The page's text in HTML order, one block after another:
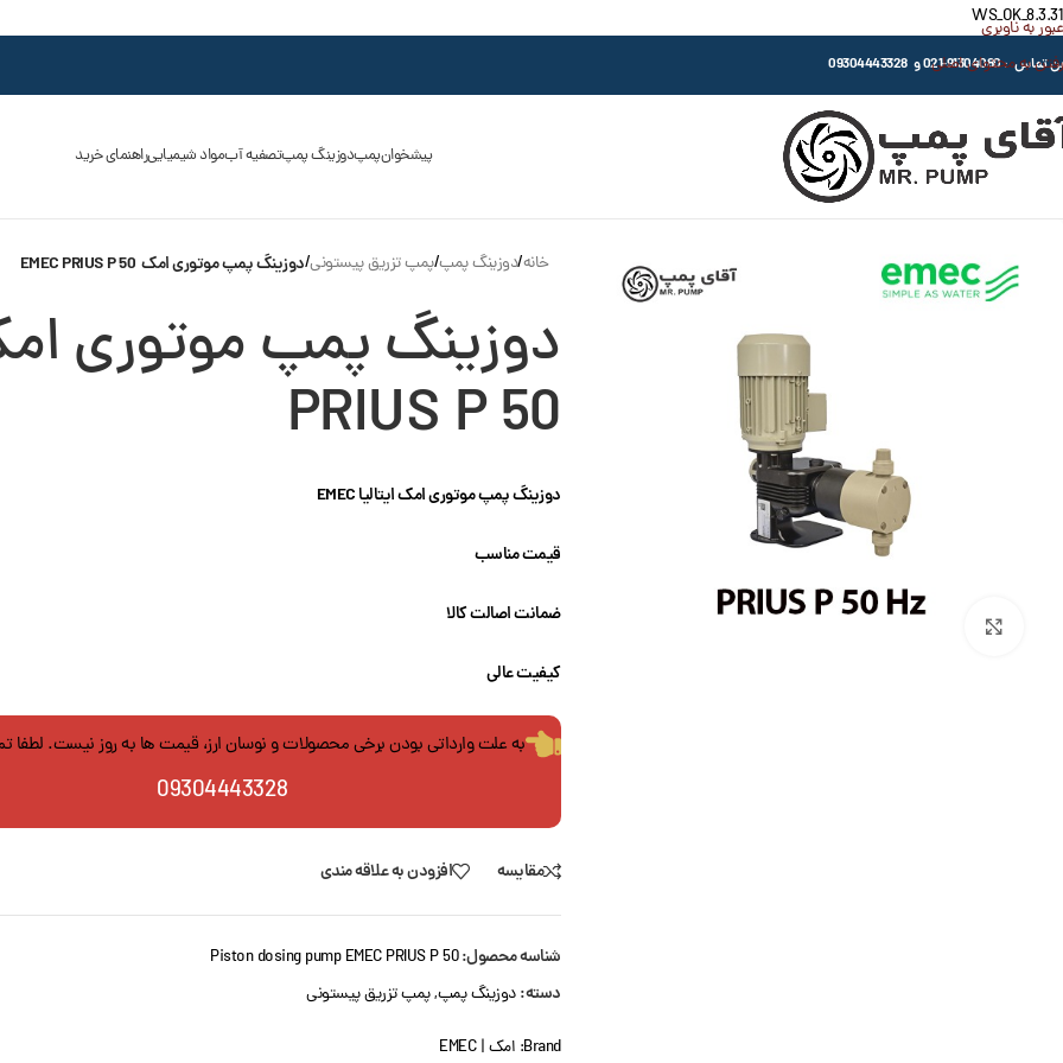
WS_OK_8.3.31
عبور به ناوبری
رفتن به محتوای اصلی
: 91304080-021 و 09304443328
پیشخوانپمپدوزینگ پمپتصفیه آبمواد شیمیاییراهنمای خرید
خانه/دوزینگ پمپ/پمپ تزریق پیستونی/دوزینگ پمپ موتوری امک EMEC PRIUS P 50
PRIUS P 50
دوزینگ پمپ موتوری امک ایتالیاEMEC
قیمت مناسب
ضمانت اصالت کالا
کیفیت عالی
به علت وارداتی بودن برخی محصولات و نوسان ارز، قیمت ها به روز نیست. لطفا
09304443328
مقایسه افزودن به علاقه مندی
شناسه محصول:Piston dosing pump EMEC PRIUS P 50
دسته: دوزینگ پمپ,پمپ تزریق پیستونی
Brand: امک | EMEC